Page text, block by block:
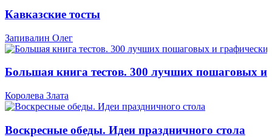
Кавказские тосты
Запивалин Олег
Большая книга тестов. 300 лучших пошаговых и
Королева Злата
Воскресные обеды. Идеи праздничного стола